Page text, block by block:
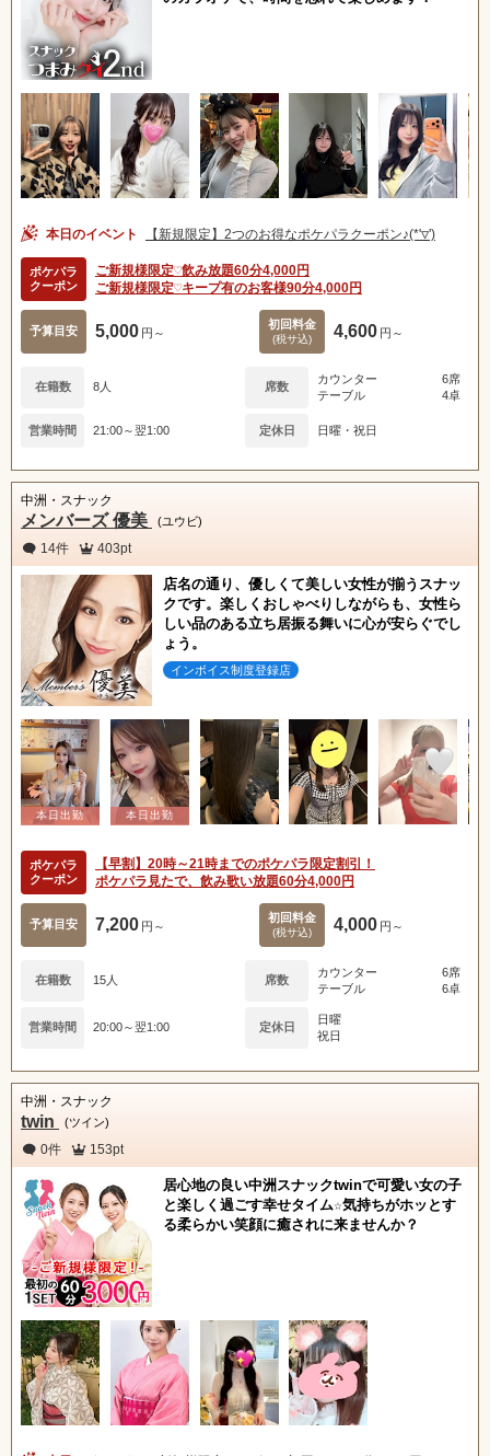
本日のイベント 【新規限定】2つのお得なポケパラクーポン♪(*'▽')
ポケパラ
クーポン
ご新規様限定♡飲み放題60分4,000円
ご新規様限定♡キープ有のお客様90分4,000円
予算目安 5,000 円～
初回料金
(税サ込) 4,600 円～
在籍数 8人 席数
カウンター
6席
テーブル
4卓
営業時間 21:00～翌1:00 定休日 日曜・祝日
中洲・スナック
メンバーズ 優美 (ユウビ)
14件 403pt
店名の通り、優しくて美しい女性が揃うスナッ
クです。楽しくおしゃべりしながらも、女性ら
しい品のある立ち居振る舞いに心が安らぐでし
ょう。
インボイス制度登録店
ポケパラ
クーポン
【早割】20時～21時までのポケパラ限定割引！
ポケパラ見たで、飲み歌い放題60分4,000円
予算目安 7,200 円～
初回料金
(税サ込) 4,000 円～
在籍数 15人 席数
カウンター
6席
テーブル
6卓
営業時間 20:00～翌1:00 定休日
日曜
祝日
中洲・スナック
twin (ツイン)
0件 153pt
居心地の良い中洲スナックtwinで可愛い女の子
と楽しく過ごす幸せタイム☆気持ちがホッとす
る柔らかい笑顔に癒されに来ませんか？